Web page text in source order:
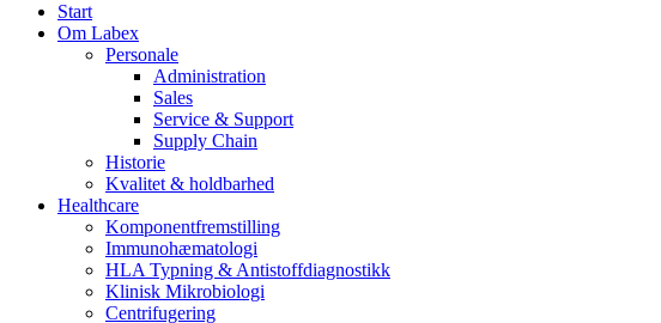
Start
Om Labex
Personale
Administration
Sales
Service & Support
Supply Chain
Historie
Kvalitet & holdbarhed
Healthcare
Komponentfremstilling
Immunohæmatologi
HLA Typning & Antistoffdiagnostikk
Klinisk Mikrobiologi
Centrifugering